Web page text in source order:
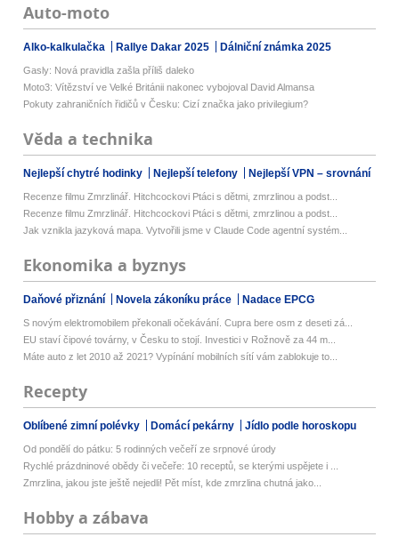
Auto-moto
Alko-kalkulačka Rallye Dakar 2025 Dálniční známka 2025
Gasly: Nová pravidla zašla příliš daleko
Moto3: Vítězství ve Velké Británii nakonec vybojoval David Almansa
Pokuty zahraničních řidičů v Česku: Cizí značka jako privilegium?
Věda a technika
Nejlepší chytré hodinky Nejlepší telefony Nejlepší VPN – srovnání
Recenze filmu Zmrzlinář. Hitchcockovi Ptáci s dětmi, zmrzlinou a podst...
Recenze filmu Zmrzlinář. Hitchcockovi Ptáci s dětmi, zmrzlinou a podst...
Jak vznikla jazyková mapa. Vytvořili jsme v Claude Code agentní systém...
Ekonomika a byznys
Daňové přiznání Novela zákoníku práce Nadace EPCG
S novým elektromobilem překonali očekávání. Cupra bere osm z deseti zá...
EU staví čipové továrny, v Česku to stojí. Investici v Rožnově za 44 m...
Máte auto z let 2010 až 2021? Vypínání mobilních sítí vám zablokuje to...
Recepty
Oblíbené zimní polévky Domácí pekárny Jídlo podle horoskopu
Od pondělí do pátku: 5 rodinných večeří ze srpnové úrody
Rychlé prázdninové obědy či večeře: 10 receptů, se kterými uspějete i ...
Zmrzlina, jakou jste ještě nejedli! Pět míst, kde zmrzlina chutná jako...
Hobby a zábava